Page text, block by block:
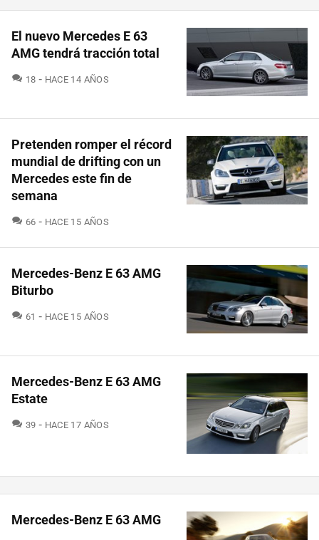
El nuevo Mercedes E 63
AMG tendrá tracción total
18 COMENTARIOS
HACE 14 AÑOS
Pretenden romper el récord
mundial de drifting con un
Mercedes este fin de
semana
66 COMENTARIOS
HACE 15 AÑOS
Mercedes-Benz E 63 AMG
Biturbo
61 COMENTARIOS
HACE 15 AÑOS
Mercedes-Benz E 63 AMG
Estate
39 COMENTARIOS
HACE 17 AÑOS
Mercedes-Benz E 63 AMG